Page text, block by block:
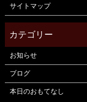
サイトマップ
お知らせ
ブログ
本日のおもてなし